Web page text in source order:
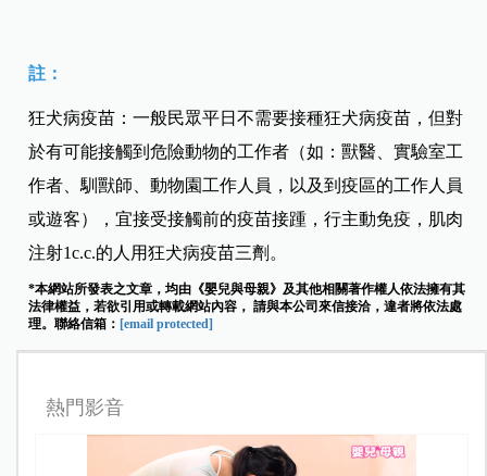
註：
狂犬病疫苗：一般民眾平日不需要接種狂犬病疫苗，但對
於有可能接觸到危險動物的工作者（如：獸醫、實驗室工
作者、馴獸師、動物園工作人員，以及到疫區的工作人員
或遊客），宜接受接觸前的疫苗接踵，行主動免疫，肌肉
注射1c.c.的人用狂犬病疫苗三劑。
*本網站所發表之文章，均由《嬰兒與母親》及其他相關著作權人依法擁有其
法律權益，若欲引用或轉載網站內容， 請與本公司來信接洽，違者將依法處
理。聯絡信箱： [email protected]
熱門影音